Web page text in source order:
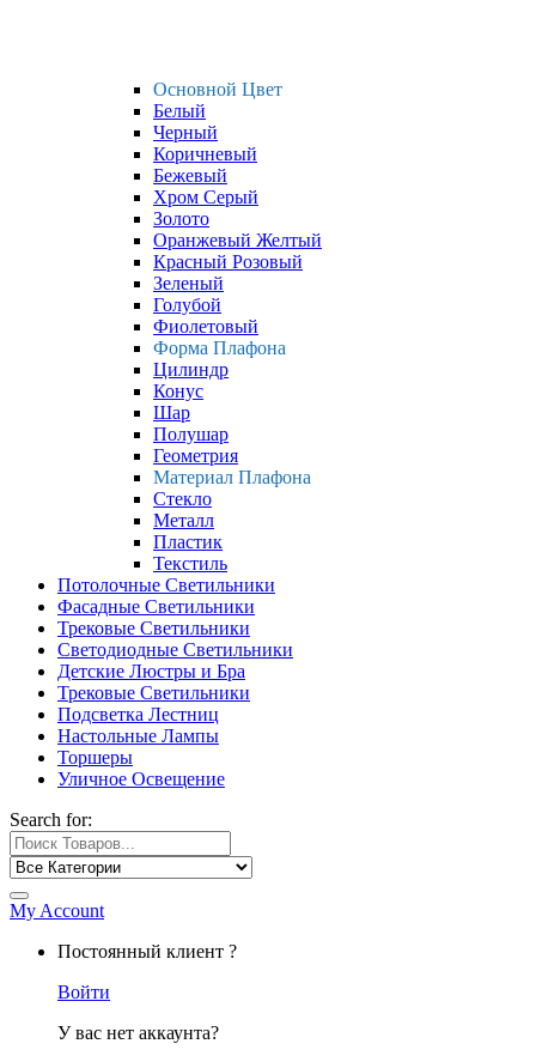
Основной Цвет
Белый
Черный
Коричневый
Бежевый
Хром Серый
Золото
Оранжевый Желтый
Красный Розовый
Зеленый
Голубой
Фиолетовый
Форма Плафона
Цилиндр
Конус
Шар
Полушар
Геометрия
Материал Плафона
Стекло
Металл
Пластик
Текстиль
Потолочные Светильники
Фасадные Светильники
Трековые Светильники
Светодиодные Светильники
Детские Люстры и Бра
Трековые Светильники
Подсветка Лестниц
Настольные Лампы
Торшеры
Уличное Освещение
Search for:
My Account
Постоянный клиент ?
Войти
У вас нет аккаунта?